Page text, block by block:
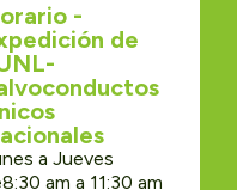
-
de
a Jueves
am a 11:30 am